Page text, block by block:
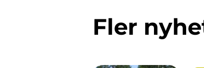
Fler